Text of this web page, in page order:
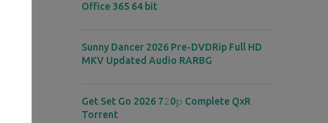
Office 365 64 bit
Sunny Dancer 2026 Pre-DVDRip Full HD
MKV Updated Audio RARBG
Get Set Go 2026 7𝟸0𝚙 Complete QxR
Torrent